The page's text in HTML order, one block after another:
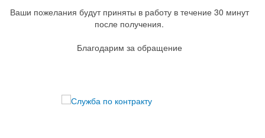
Ваши пожелания будут приняты в работу в течение 30 минут
после получения.
Благодарим за обращение